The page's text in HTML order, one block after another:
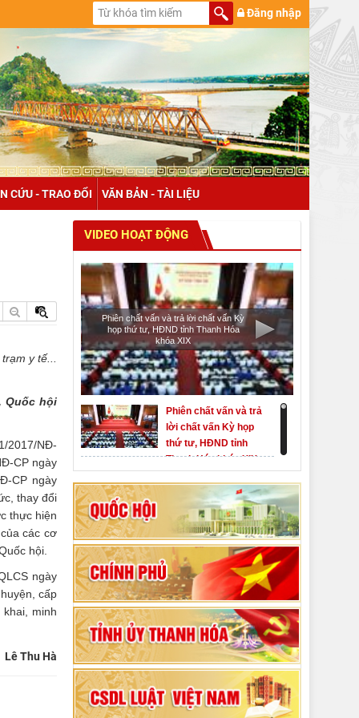
Đăng nhập
CỨU - TRAO ĐỔI VĂN BẢN - TÀI LIỆU
y tế...
Quốc hội
2017/NĐ-
CP ngày
CP ngày
thay đổi
thực hiện
các cơ
hội.
ngày
cấp
minh
Lê Thu Hà
VIDEO HOẠT ĐỘNG
Phiên chất vấn và trả lời chất vấn Kỳ
họp thứ tư, HĐND tỉnh Thanh Hóa
khóa XIX
Phiên chất vấn và trả
lời chất vấn Kỳ họp
thứ tư, HĐND tỉnh
Thanh Hóa khóa XIX
Khai mạc kỳ họp thứ
Nhất, Quốc hội khóa
Hướng dẫn quy trình
bỏ phiếu bầu cử
ĐBQH khoá XVI và
đại biểu HĐND các
cấp nhiệm kỳ 2026-
80 năm Quốc hội Việt
Nam: vì lợi ích Nhân
dân, vì sự phát triển
của đất nước
Bộ Chính trị duyệt nội
dung Đại hội đại biểu
Đảng bộ tỉnh Thanh
Hóa lần thứ XX,